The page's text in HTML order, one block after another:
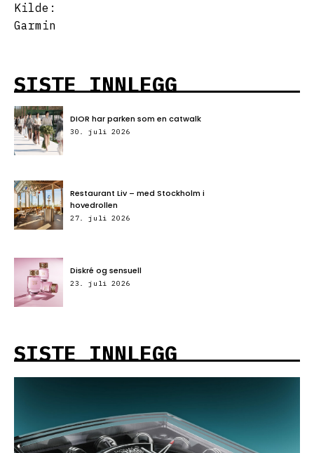
Kilde:
Garmin
SISTE INNLEGG
DIOR har parken som en catwalk
30. juli 2026
Restaurant Liv – med Stockholm i
hovedrollen
27. juli 2026
Diskré og sensuell
23. juli 2026
SISTE INNLEGG